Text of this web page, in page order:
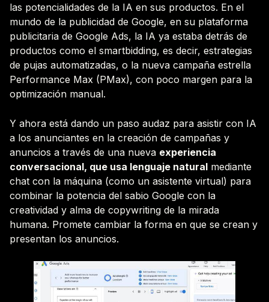
las potencialidades de la IA en sus productos. En el
mundo de la publicidad de Google, en su plataforma
publicitaria de Google Ads, la IA ya estaba detrás de
productos como el smartbidding, es decir, estrategias
de pujas automatizadas, o la nueva campaña estrella
Performance Max (PMax), con poco margen para la
optimización manual.
Y ahora está dando un paso audaz para asistir con IA
a los anunciantes en la creación de campañas y
anuncios a través de una nueva experiencia
conversacional, que usa lenguaje natural mediante
chat con la máquina (como un asistente virtual) para
combinar la potencia del sabio Google con la
creatividad y alma de copywriting de la mirada
humana. Promete cambiar la forma en que se crean y
presentan los anuncios.